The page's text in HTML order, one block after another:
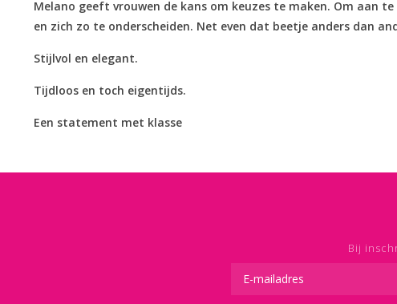
Melano geeft vrouwen de kans om keuzes te maken. Om aan
en zich zo te onderscheiden. Net even dat beetje anders dan
Stijlvol en elegant.
Tijdloos en toch eigentijds.
Een statement met klasse
Bij